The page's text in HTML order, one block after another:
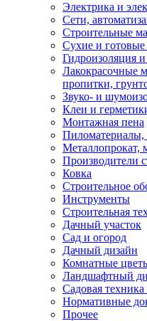
Электрика и
Сети,
Строительные
Сухие и готовые
Гидроизоляция
Лакокрасочные
пропитки,
Звуко- и
Клеи и
Монтажная пена
Пиломатериалы,
Металлопрокат,
Производители
Ковка
Строительное
Инструменты
Строительная
Дачный участок
Сад и огород
Дачный дизайн
Комнатные
Ландшафтный
Садовая
Нормативные
Прочее